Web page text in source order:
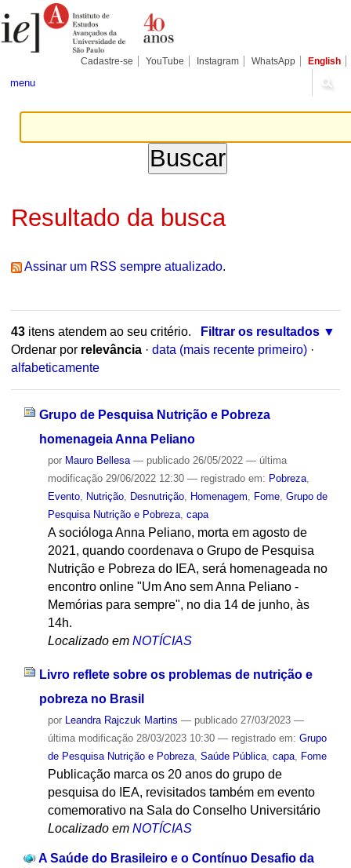
para
conteúdo.
Pessoais
Cadastre-se YouTube Instagram WhatsApp English
menu
Resultado da busca
Assinar um RSS sempre atualizado.
43itens atendem ao seu critério.
Filtrar os resultados
Ordenar por relevância · data (mais recente primeiro) ·
alfabeticamente
Grupo de Pesquisa Nutrição e Pobreza
homenageia Anna Peliano
por Mauro Bellesa — publicado26/05/2022 — última
modificação29/06/2022 12:30 — registrado em: Pobreza,
Evento, Nutrição, Desnutrição, Homenagem Fome, Grupo de
Pesquisa Nutrição e Pobreza, capa
A socióloga Anna Peliano, morta em agosto de
2021, quando coordenava o Grupo de Pesquisa
Nutrição e Pobreza do IEA, será homenageada no
encontro online "Um Ano sem Anna Peliano -
Memórias para sempre", no dia 14 de junho, às
14h.
Localizado em NOTÍCIAS
Livro reflete sobre os problemas de nutrição e
pobreza no Brasil
por Leandra Rajczuk Martins — publicado27/03/2023 —
última modificação28/03/2023 10:30 — registrado em: Grupo
de Pesquisa Nutrição e Pobreza, Saúde Pública, capa, Fome
Publicação marca os 20 anos do grupo de
pesquisa do IEA, revisitados também em evento
comemorativo na Sala do Conselho Universitário
Localizado em NOTÍCIAS
A Saúde do Brasileiro e o Contínuo Desafio da